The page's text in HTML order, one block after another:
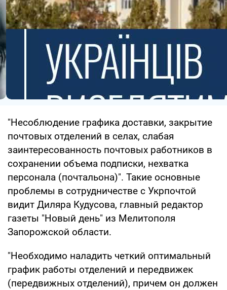
"Несоблюдение графика доставки, закрытие
почтовых отделений в селах, слабая
заинтересованность почтовых работников в
сохранении объема подписки, нехватка
персонала (почтальона)". Такие основные
проблемы в сотрудничестве с Укрпочтой
видит Диляра Кудусова, главный редактор
газеты "Новый день" из Мелитополя
Запорожской области.
"Необходимо наладить четкий оптимальный
график работы отделений и передвижек
(передвижных отделений), причем он должен